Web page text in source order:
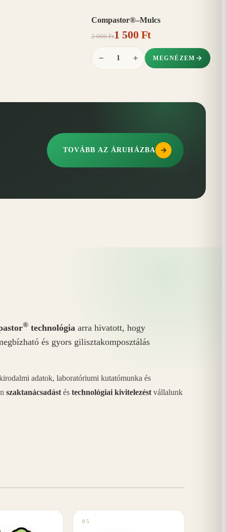
Compastor®–Mulcs
2 000 Ft1 500 Ft
− + MEGNÉZEM
TOVÁBB AZ ÁRUHÁZBA
® technológia arra hivatott, hogy
és gyors gilisztakomposztálás
adatok, laboratóriumi kutatómunka és
szaktanácsadást és technológiai kivitelezést vállalunk
05